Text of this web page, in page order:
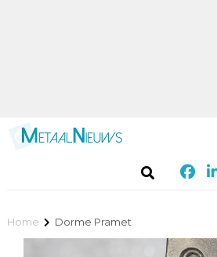
Home Dorme Pramet